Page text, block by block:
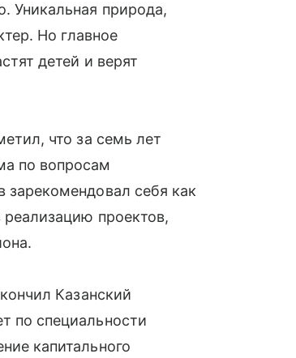
Уникальная природа,
Но главное
детей и верят
что за семь лет
по вопросам
зарекомендовал себя как
реализацию проектов,
Казанский
по специальности
капитального